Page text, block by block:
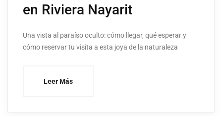
en Riviera Nayarit
Una vista al paraíso oculto: cómo llegar, qué esperar y
cómo reservar tu visita a esta joya de la naturaleza
Leer Más